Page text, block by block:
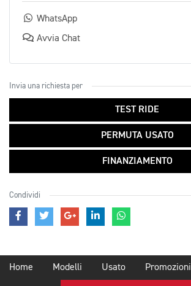
WhatsApp
Avvia Chat
Invia una richiesta per
TEST RIDE
PERMUTA USATO
FINANZIAMENTO
Condividi
Home Modelli Usato Promozioni